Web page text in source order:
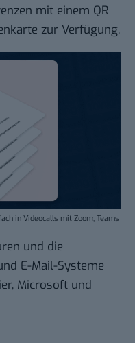
mit einem QR
zur Verfügung.
in Videocalls mit Zoom, Teams
und die
E-Mail-Systeme
Microsoft und